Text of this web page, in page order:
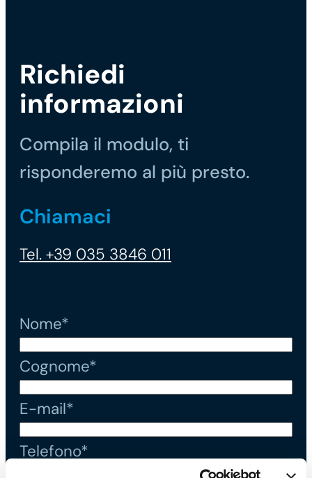
Richiedi
informazioni
Compila il modulo, ti
risponderemo al più presto.
Chiamaci
Tel. +39 035 3846 011
Nome*
Cognome*
E-mail*
Telefono*